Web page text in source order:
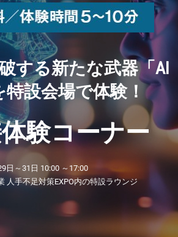
年09月09日
張メッセ / Makuhari Messe, Japan
月】名古屋展
年11月25日
知県国際展示場 / Aichi Sky Expo
する新たな武器「AI
設会場で体験！
験コーナー
日～31日 10:00 ～17:00
人手不足対策EXPO内の特設ラウンジ